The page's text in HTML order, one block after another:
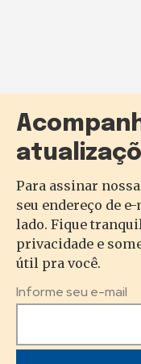
Para assinar
seu endereço de
lado. Fique
privacidade e
útil pra você.
Informe seu e-mail